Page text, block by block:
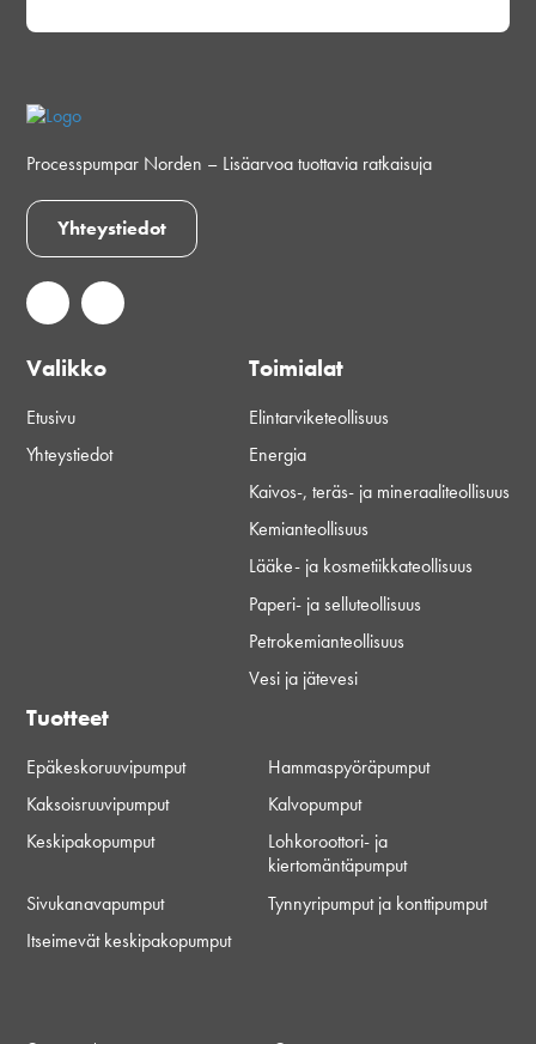
Processpumpar Norden – Lisäarvoa tuottavia ratkaisuja
Yhteystiedot
Valikko
Etusivu
Yhteystiedot
Toimialat
Elintarviketeollisuus
Energia
Kaivos-, teräs- ja mineraaliteollisuus
Kemianteollisuus
Lääke- ja kosmetiikkateollisuus
Paperi- ja selluteollisuus
Petrokemianteollisuus
Vesi ja jätevesi
Tuotteet
Epäkeskoruuvipumput
Hammaspyöräpumput
Kaksoisruuvipumput
Kalvopumput
Keskipakopumput
Lohkoroottori- ja
kiertomäntäpumput
Sivukanavapumput
Tynnyripumput ja konttipumput
Itseimevät keskipakopumput